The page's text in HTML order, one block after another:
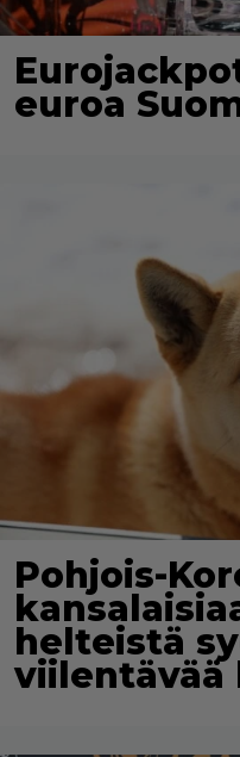
euroa
Pohjois-
helteistä
viilentävää